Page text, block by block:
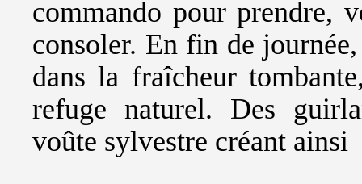
commando pour prendre,
consoler. En fin de
dans la fraîcheur
refuge naturel. Des
voûte sylvestre créant ainsi